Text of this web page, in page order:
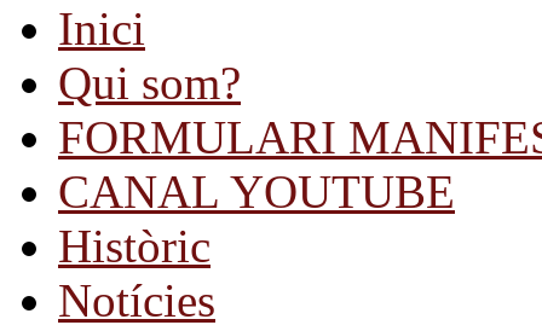
Inici
Qui som?
FORMULARI
CANAL YOUTUBE
Històric
Notícies